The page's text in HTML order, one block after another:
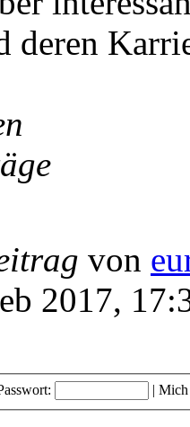
deren
von
2017,
| Mich